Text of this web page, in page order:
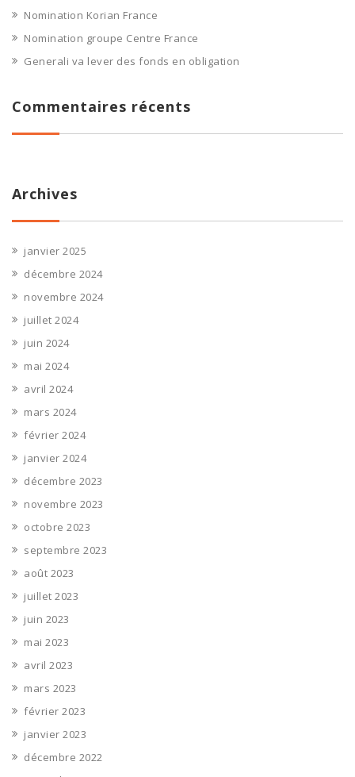
Nomination Korian France
Nomination groupe Centre France
Generali va lever des fonds en obligation
Commentaires récents
Archives
janvier 2025
décembre 2024
novembre 2024
juillet 2024
juin 2024
mai 2024
avril 2024
mars 2024
février 2024
janvier 2024
décembre 2023
novembre 2023
octobre 2023
septembre 2023
août 2023
juillet 2023
juin 2023
mai 2023
avril 2023
mars 2023
février 2023
janvier 2023
décembre 2022